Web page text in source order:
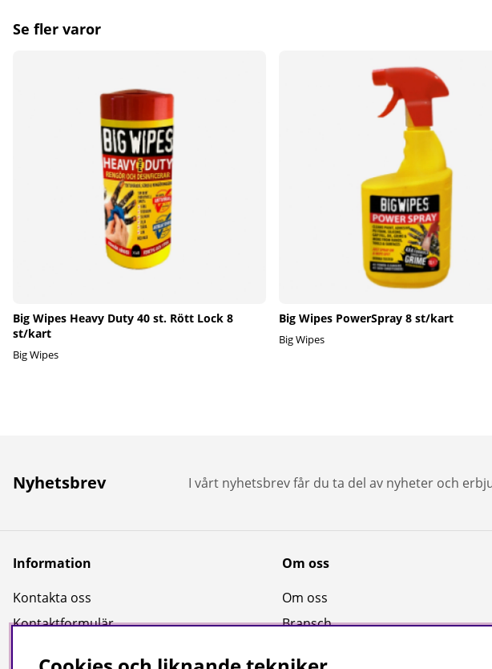
Se fler varor
Big Wipes Heavy Duty 40 st. Rött Lock 8
st/kart
Big Wipes
Big Wipes PowerSpray 8 st/kart
Big Wipes
Nyhetsbrev I vårt nyhetsbrev får du ta del av nyheter och
Information
Kontakta oss
Kontaktformulär
Om oss
Om oss
Bransch